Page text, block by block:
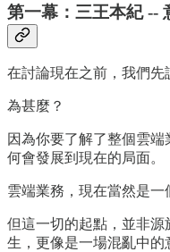
第一幕：三王本紀 --
在討論現在之前，我們先
為甚麼？
因為你要了解了整個雲
何會發展到現在的局面。
雲端業務，現在當然是一
但這一切的起點，並非
生，更像是一場混亂中的